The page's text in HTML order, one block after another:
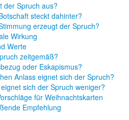
der Spruch aus?
steckt dahinter?
erzeugt der Spruch?
Wirkung
Werte
zeitgemäß?
oder Eskapismus?
Anlass eignet sich der Spruch?
sich der Spruch weniger?
für Weihnachtskarten
Empfehlung